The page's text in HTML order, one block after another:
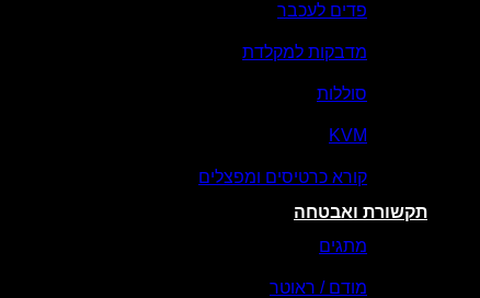
פדים לעכבר
מדבקות למקלדת
סוללות
KVM
קורא כרטיסים ומפצלים
תקשורת ואבטחה
מתגים
מודם / ראוטר